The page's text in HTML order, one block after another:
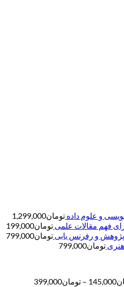
تومان1,299,000
تومان199,000
تومان799,000
تومان799,000
145,000
– تومان399,000